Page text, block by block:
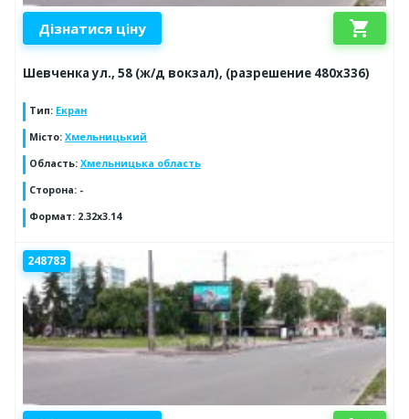
Дізнатися ціну shopping_cart
Шевченка ул., 58 (ж/д вокзал), (разрешение 480х336)
Тип: Екран
Місто: Хмельницький
Область: Хмельницька область
Сторона: -
Формат: 2.32x3.14
248783